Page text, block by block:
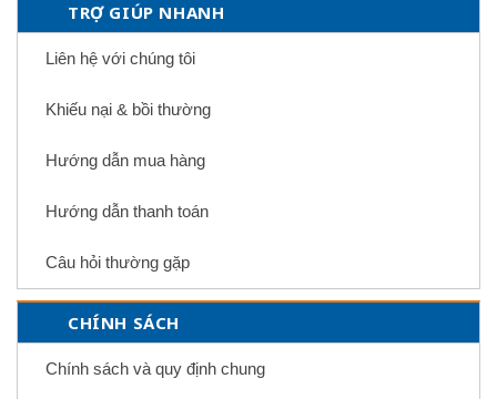
TRỢ GIÚP NHANH
Liên hệ với chúng tôi
Khiếu nại & bồi thường
Hướng dẫn mua hàng
Hướng dẫn thanh toán
Câu hỏi thường gặp
CHÍNH SÁCH
Chính sách và quy định chung